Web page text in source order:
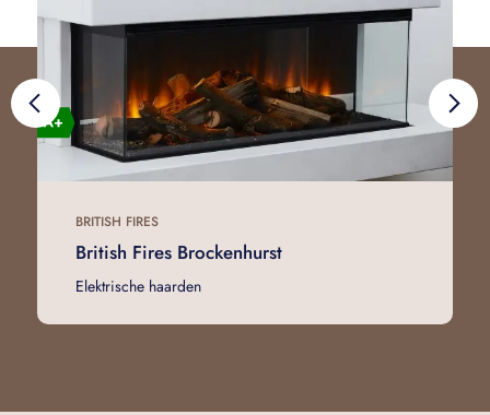
BRITISH FIRES
British Fires Brockenhurst
Elektrische haarden